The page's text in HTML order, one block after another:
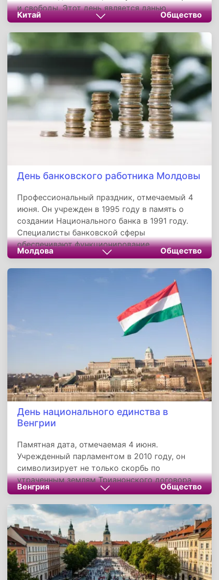
и свободы. Этот день является данью
уважения к жертвам, и его значение остается
актуальным для текущих и будущих
поколений. Трагедия напоминает о борьбе за
свободу и справедливость, а также о
необходимости помнить уроки истории,
чтобы не допускать повторения подобных
трагедий.
Китай Общество
День банковского работника Молдовы
Профессиональный праздник, отмечаемый 4
июня. Он учрежден в 1995 году в память о
создании Национального банка в 1991 году.
Специалисты банковской сферы
обеспечивают функционирование
"кровеносной системы" экономики,
способствуя финансовой стабильности и
социальному прогрессу республики. Их труд
укрепляет суверенитет Молдовы и улучшает
Молдова Общество
День национального единства в
Венгрии
Памятная дата, отмечаемая 4 июня.
Учрежденный парламентом в 2010 году, он
символизирует не только скорбь по
утраченным землям Трианонского договора,
но и стремление к духовному единству
венгров мира. Через образовательные и
культурные инициативы праздник превращает
историческую травму в источник силы,
напоминая, что нация жива, пока сохраняет
свои корни и связи между поколениями.
Венгрия Общество